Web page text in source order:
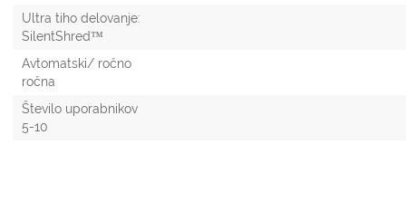
Ultra tiho delovanje:
SilentShred™
Avtomatski/ ročno
ročna
Število uporabnikov
5-10